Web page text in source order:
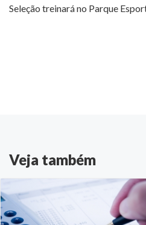
Seleção treinará no Parque
Veja também